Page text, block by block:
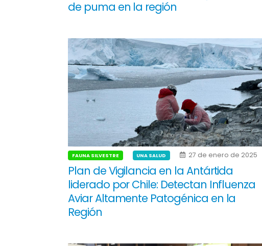
de puma en la región
FAUNA SILVESTRE UNA SALUD 27 de enero de 2025
Plan de Vigilancia en la Antártida
liderado por Chile: Detectan Influenza
Aviar Altamente Patogénica en la
Región